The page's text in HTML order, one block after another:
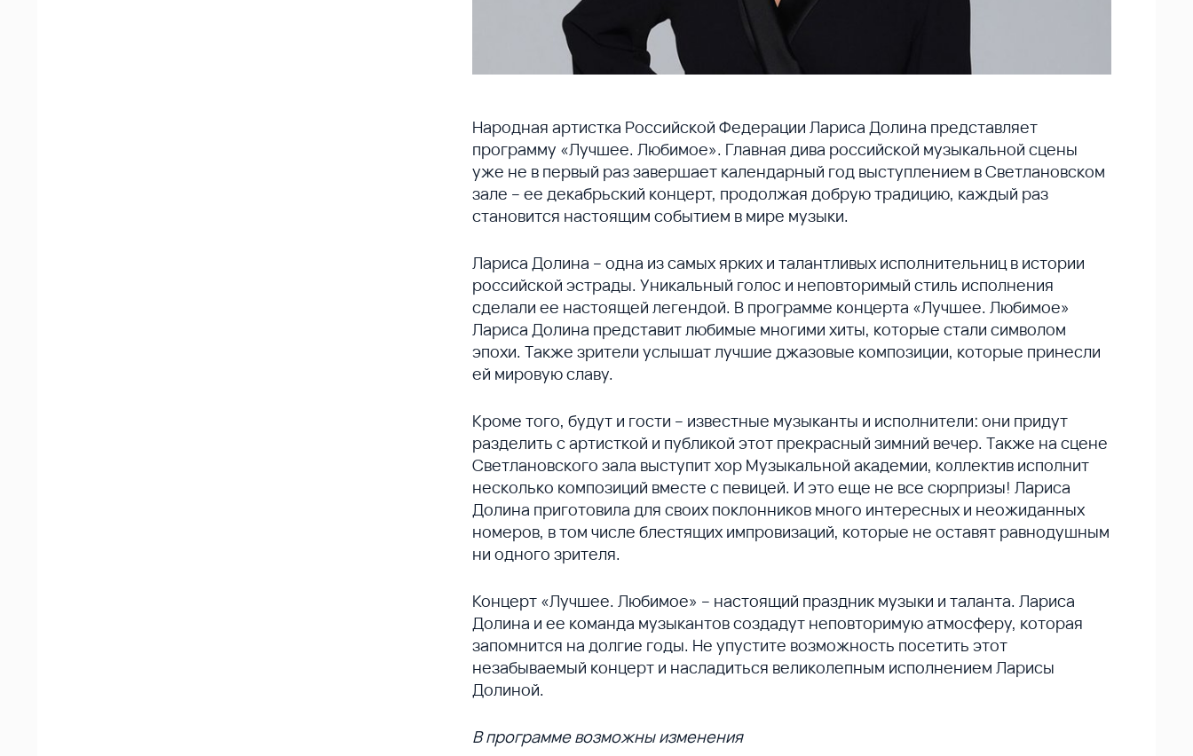
Народная артистка Российской Федерации Лариса Долина представляет
программу «Лучшее. Любимое». Главная дива российской музыкальной сцены
уже не в первый раз завершает календарный год выступлением в Светлановском
зале – ее декабрьский концерт, продолжая добрую традицию, каждый раз
становится настоящим событием в мире музыки.
Лариса Долина – одна из самых ярких и талантливых исполнительниц в истории
российской эстрады. Уникальный голос и неповторимый стиль исполнения
сделали ее настоящей легендой. В программе концерта «Лучшее. Любимое»
Лариса Долина представит любимые многими хиты, которые стали символом
эпохи. Также зрители услышат лучшие джазовые композиции, которые принесли
ей мировую славу.
Кроме того, будут и гости – известные музыканты и исполнители: они придут
разделить с артисткой и публикой этот прекрасный зимний вечер. Также на сцене
Светлановского зала выступит хор Музыкальной академии, коллектив исполнит
несколько композиций вместе с певицей. И это еще не все сюрпризы! Лариса
Долина приготовила для своих поклонников много интересных и неожиданных
номеров, в том числе блестящих импровизаций, которые не оставят равнодушным
ни одного зрителя.
Концерт «Лучшее. Любимое» – настоящий праздник музыки и таланта. Лариса
Долина и ее команда музыкантов создадут неповторимую атмосферу, которая
запомнится на долгие годы. Не упустите возможность посетить этот
незабываемый концерт и насладиться великолепным исполнением Ларисы
Долиной.
В программе возможны изменения